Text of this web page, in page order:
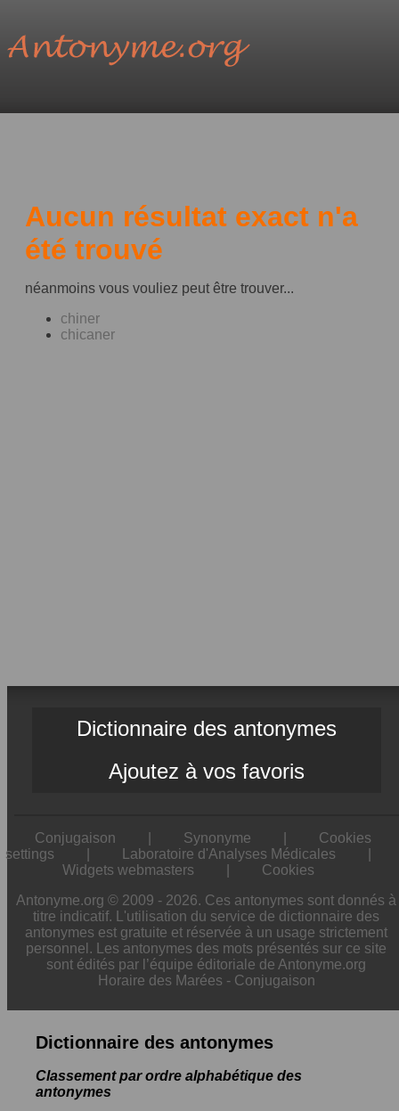
Aucun résultat exact n'a
été trouvé
néanmoins vous vouliez peut être trouver...
chiner
chicaner
Dictionnaire des antonymes
Ajoutez à vos favoris
Conjugaison Synonyme
Cookies
settings
Laboratoire d'Analyses Médicales
Widgets webmasters
Cookies
Antonyme.org © 2009 - 2026. Ces antonymes sont donnés à
titre indicatif. L'utilisation du service de dictionnaire des
antonymes est gratuite et réservée à un usage strictement
personnel. Les antonymes des mots présentés sur ce site
sont édités par l’équipe éditoriale de Antonyme.org
Horaire des Marées - Conjugaison
Dictionnaire des antonymes
Classement par ordre alphabétique des
antonymes